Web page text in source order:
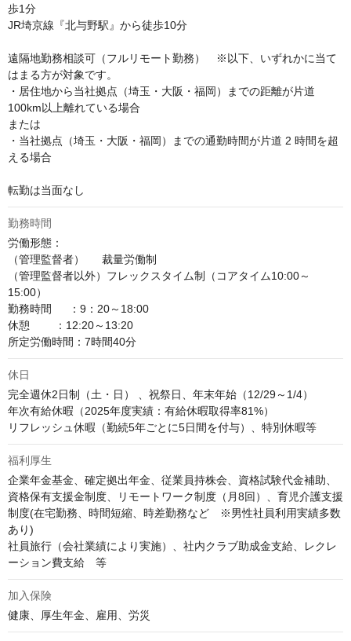
歩1分
JR埼京線『北与野駅』から徒歩10分
遠隔地勤務相談可（フルリモート勤務）　※以下、いずれかに当て
はまる方が対象です。
・居住地から当社拠点（埼玉・大阪・福岡）までの距離が片道
100km以上離れている場合
または
・当社拠点（埼玉・大阪・福岡）までの通勤時間が片道 2 時間を超
える場合
転勤は当面なし
勤務時間
労働形態：
（管理監督者）　  裁量労働制
（管理監督者以外）フレックスタイム制（コアタイム10:00～
15:00）
勤務時間　  ：9：20～18:00
休憩        ：12:20～13:20
所定労働時間：7時間40分
休日
完全週休2日制（土・日） 、祝祭日、年末年始（12/29～1/4）
年次有給休暇（2025年度実績：有給休暇取得率81%）
リフレッシュ休暇（勤続5年ごとに5日間を付与）、特別休暇等
福利厚生
企業年金基金、確定拠出年金、従業員持株会、資格試験代金補助、
資格保有支援金制度、リモートワーク制度（月8回）、育児介護支援
制度(在宅勤務、時間短縮、時差勤務など　※男性社員利用実績多数
あり)
社員旅行（会社業績により実施）、社内クラブ助成金支給、レクレ
ーション費支給　等
加入保険
健康、厚生年金、雇用、労災